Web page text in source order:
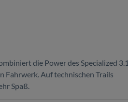
die Power des Specialized 3.1
Auf technischen Trails
Spaß.